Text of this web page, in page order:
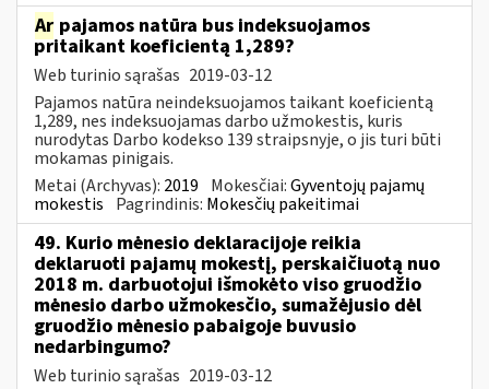
Ar pajamos natūra bus indeksuojamos
pritaikant koeficientą 1,289?
Web turinio sąrašas 2019-03-12
Pajamos natūra neindeksuojamos taikant koeficientą
1,289, nes indeksuojamas darbo užmokestis, kuris
nurodytas Darbo kodekso 139 straipsnyje, o jis turi būti
mokamas pinigais.
Metai (Archyvas): 2019 Mokesčiai:Gyventojų pajamų
mokestis Pagrindinis: Mokesčių pakeitimai
49. Kurio mėnesio deklaracijoje reikia
deklaruoti pajamų mokestį, perskaičiuotą nuo
2018 m. darbuotojui išmokėto viso gruodžio
mėnesio darbo užmokesčio, sumažėjusio dėl
gruodžio mėnesio pabaigoje buvusio
nedarbingumo?
Web turinio sąrašas 2019-03-12